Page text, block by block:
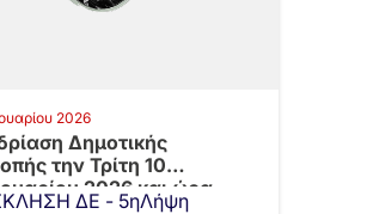
2026
Δημοτικής
την Τρίτη 10
2026 και ώρα…
ΔΕ - 5ηΛήψη